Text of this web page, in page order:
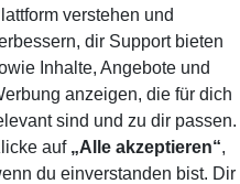
Hotelbeschreibung
3
verstehen und
dir Support bieten
Inhalte, Angebote und
anzeigen, die für dich
sind und zu dir passen.
auf „Alle akzeptieren“,
du einverstanden bist. Dir